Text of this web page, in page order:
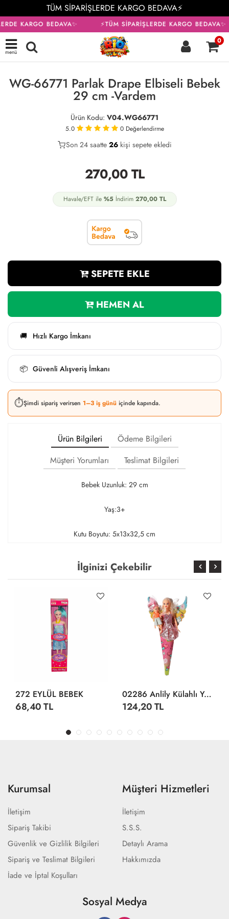
TÜM SİPARİŞLERDE KARGO BEDAVA⚡
KARGO BEDAVA✨ ⚡TÜM SİPARİŞLERDE KARGO BEDAVA✨
menü
0
WG-66771 Parlak Drape Elbiseli Bebek
29 cm -Vardem
Ürün Kodu: V04.WG66771
5.0 0 Değerlendirme
18
Son 24 saatte 26kişi sepete ekledi
5
270,00TL
Havale/EFT ile %5İndirim 270,00TL
SEPETE EKLE
HEMEN AL
🚚 Hızlı Kargo İmkanı
📦 Güvenli Alışveriş İmkanı
⏱️Şimdi sipariş verirsen 1–3 iş günü içinde kapında.
Ürün Bilgileri
Ödeme Bilgileri
Müşteri Yorumları
Teslimat Bilgileri
Bebek Uzunluk: 29 cm
Yaş:3+
Kutu Boyutu: 5x13x32,5 cm
İlginizi Çekebilir
272 EYLÜL BEBEK
68,40 TL
02286 Anlily Külahlı Yavrulu Bebek -Oydaş
124,20 TL
Kurumsal
İletişim
Sipariş Takibi
Güvenlik ve Gizlilik Bilgileri
Sipariş ve Teslimat Bilgileri
İade ve İptal Koşulları
Müşteri Hizmetleri
İletişim
S.S.S.
Detaylı Arama
Hakkımızda
Sosyal Medya